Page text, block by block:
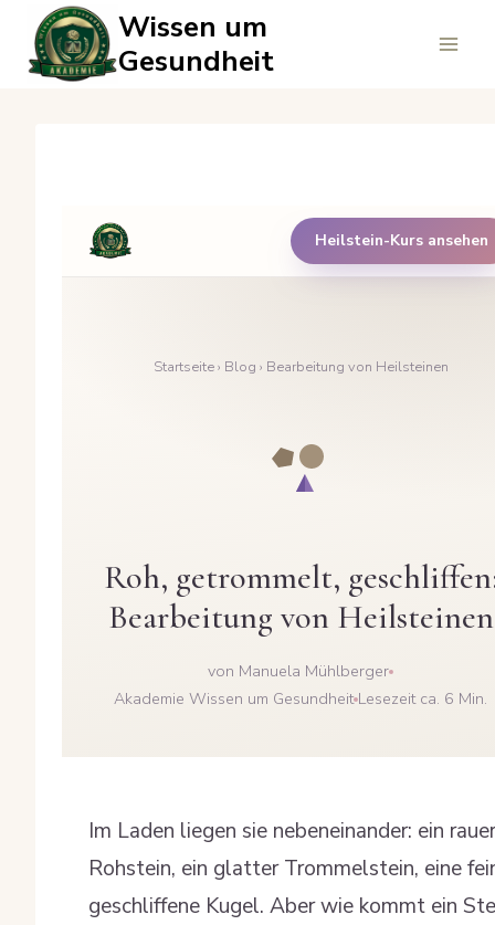
Inhalt
springen
Wissen um
Gesundheit
Heilstein-Kurs ansehen
Startseite› Blog › Bearbeitung von Heilsteinen
Roh, getrommelt,
Bearbeitung von Heilsteinen
von Manuela Mühlberger
Akademie Wissen um Gesundheit Lesezeit ca. 6 Min.
Im Laden liegen sie nebeneinander: ein rauer
Rohstein, ein glatter Trommelstein, eine
geschliffene Kugel. Aber wie kommt ein